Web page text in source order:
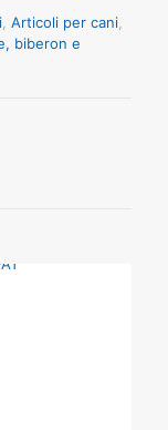
Articoli per cani
biberon e